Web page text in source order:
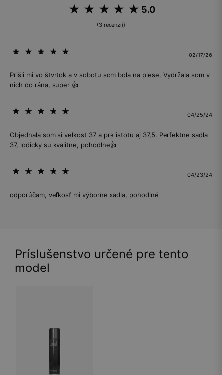
5.0
(3 recenzií)
02/17/26
Prišli mi vo štvrtok a v sobotu som bola na plese. Vydržala som v
nich do rána, super 👍
04/25/24
Objednala som si velkost 37 a pre istotu aj 37,5. Perfektne sadla
37, lodicky su kvalitne, pohodlne👍
04/23/24
odporúčam, veľkosť mi výborne sadla, pohodlné
Príslušenstvo určené pre tento
model